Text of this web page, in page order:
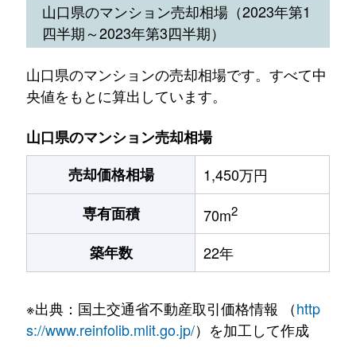
山口県のマンション売却相場（2023年第1
四半期～2023年第3四半期）
山口県のマンションの売却相場です。すべて中
央値をもとに算出しています。
山口県のマンション売却相場
売却価格相場
1,450万円
専有面積
70m2
築年数 22年
※出典：国土交通省不動産取引価格情報 （http
s://www.reinfolib.mlit.go.jp/）を加工して作成